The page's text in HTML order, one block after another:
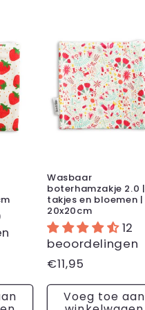
Wasbaar
boterhamzakje 2.0 |
takjes en bloemen |
20x20cm
12
beoordelingen
Normale
prijs
€11,95
Voeg toe aan